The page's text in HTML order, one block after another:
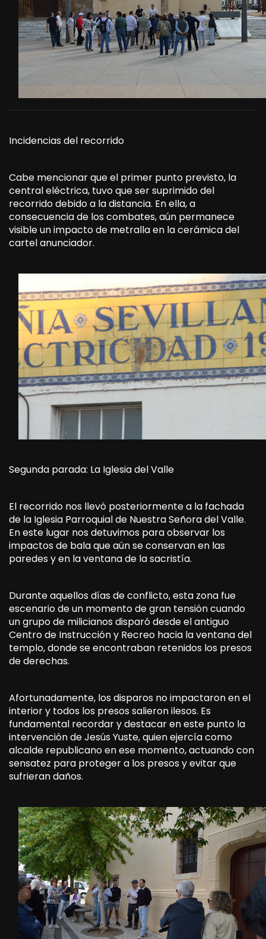
Incidencias del recorrido
Cabe mencionar que el primer punto previsto, la
central eléctrica, tuvo que ser suprimido del
recorrido debido a la distancia. En ella, a
consecuencia de los combates, aún permanece
visible un impacto de metralla en la cerámica del
cartel anunciador.
Segunda parada: La Iglesia del Valle
El recorrido nos llevó posteriormente a la fachada
de la Iglesia Parroquial de Nuestra Señora del Valle.
En este lugar nos detuvimos para observar los
impactos de bala que aún se conservan en las
paredes y en la ventana de la sacristía.
Durante aquellos días de conflicto, esta zona fue
escenario de un momento de gran tensión cuando
un grupo de milicianos disparó desde el antiguo
Centro de Instrucción y Recreo hacia la ventana del
templo, donde se encontraban retenidos los presos
de derechas.
Afortunadamente, los disparos no impactaron en el
interior y todos los presos salieron ilesos. Es
fundamental recordar y destacar en este punto la
intervención de Jesús Yuste, quien ejercía como
alcalde republicano en ese momento, actuando con
sensatez para proteger a los presos y evitar que
sufrieran daños.